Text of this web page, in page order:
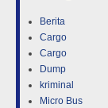
Berita
Cargo
Cargo
Dump
kriminal
Micro Bus